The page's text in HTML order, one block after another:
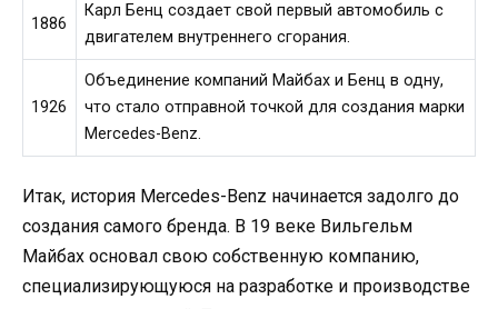
1886
Карл Бенц создает свой первый автомобиль с
двигателем внутреннего сгорания.
1926
Объединение компаний Майбах и Бенц в одну,
что стало отправной точкой для создания марки
Mercedes-Benz.
Итак, история Mercedes-Benz начинается задолго до
создания самого бренда. В 19 веке Вильгельм
Майбах основал свою собственную компанию,
специализирующуюся на разработке и производстве